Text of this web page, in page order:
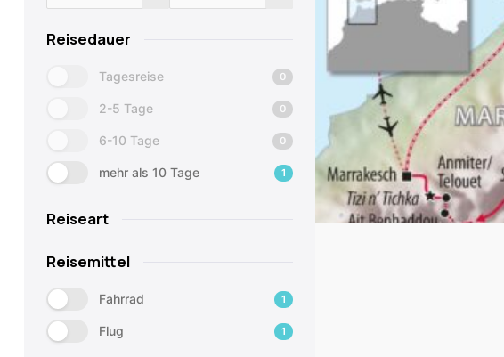
Reisedauer
Tagesreise 0
2-5 Tage 0
6-10 Tage 0
mehr als 10 Tage 1
Reiseart
Reisemittel
Fahrrad 1
Flug 1